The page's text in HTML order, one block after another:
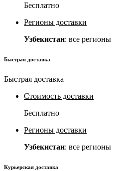
Бесплатно
Регионы доставки
Узбекистан: все регионы
Быстрая доставка
Быстрая доставка
Стоимость доставки
Бесплатно
Регионы доставки
Узбекистан: все регионы
Курьерская доставка